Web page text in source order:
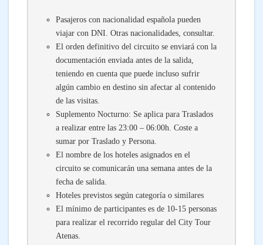
Pasajeros con nacionalidad española pueden
viajar con DNI. Otras nacionalidades, consultar.
El orden definitivo del circuito se enviará con la
documentación enviada antes de la salida,
teniendo en cuenta que puede incluso sufrir
algún cambio en destino sin afectar al contenido
de las visitas.
Suplemento Nocturno: Se aplica para Traslados
a realizar entre las 23:00 – 06:00h. Coste a
sumar por Traslado y Persona.
El nombre de los hoteles asignados en el
circuito se comunicarán una semana antes de la
fecha de salida.
Hoteles previstos según categoría o similares
El mínimo de participantes es de 10-15 personas
para realizar el recorrido regular del City Tour
Atenas.